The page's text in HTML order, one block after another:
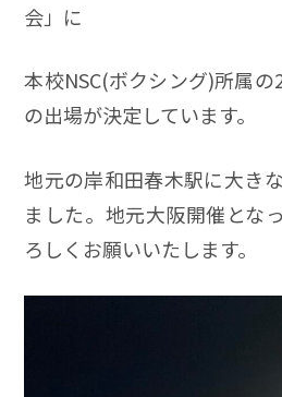
会」に
本校NSC(ボクシング)所属
の出場が決定しています。
地元の岸和田春木駅に大き
ました。地元大阪開催とな
ろしくお願いいたします。